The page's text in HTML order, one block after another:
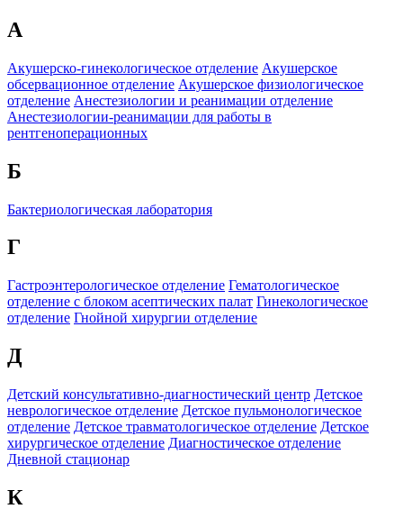
А
Акушерско-гинекологическое отделение Акушерское
обсервационное отделение Акушерское физиологическое
отделение Анестезиологии и реанимации отделение
Анестезиологии-реанимации для работы в
рентгеноперационных
Б
Бактериологическая лаборатория
Г
Гастроэнтерологическое отделение Гематологическое
отделение c блоком асептических палат Гинекологическое
отделение Гнойной хирургии отделение
Д
Детский консультативно-диагностический центр Детское
неврологическое отделение Детское пульмонологическое
отделение Детское травматологическое отделение Детское
хирургическое отделение Диагностическое отделение
Дневной стационар
К